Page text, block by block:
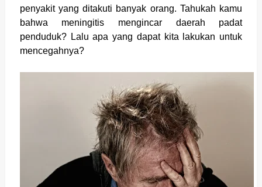
penyakit yang ditakuti banyak orang. Tahukah kamu
bahwa meningitis mengincar daerah padat
penduduk? Lalu apa yang dapat kita lakukan untuk
mencegahnya?